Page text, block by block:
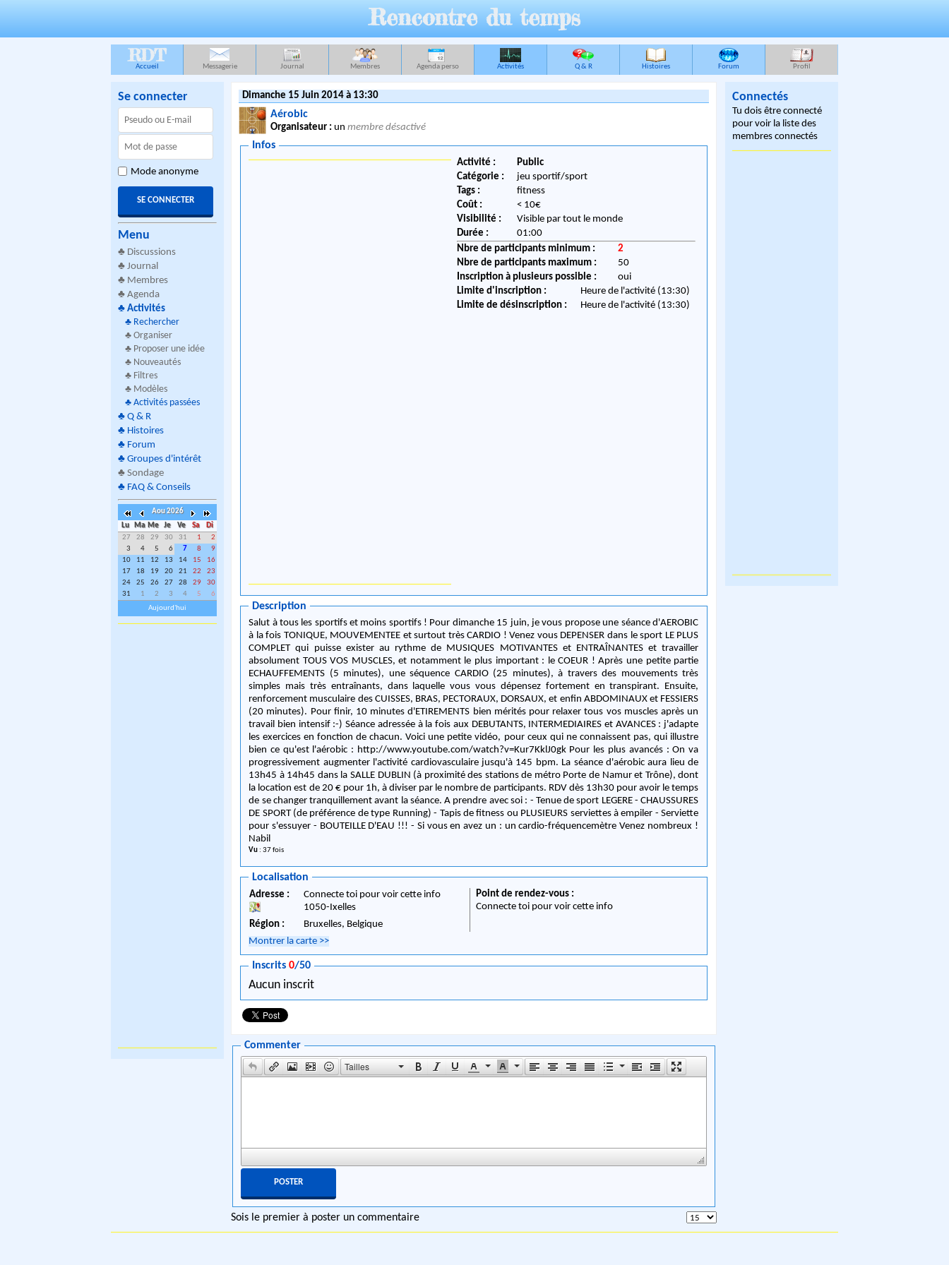
Rencontre du temps
RDT
Accueil Messagerie Journal Membres Agenda perso Activités Q & R Histoires Forum Profil
Se connecter
Mode anonyme
Menu
♣ Discussions
♣ Journal
♣ Membres
♣ Agenda
♣ Activités
♣ Rechercher
♣ Organiser
♣ Proposer une idée
♣ Nouveautés
♣ Filtres
♣ Modèles
♣ Activités passées
♣ Q & R
♣ Histoires
♣ Forum
♣ Groupes d'intérêt
♣ Sondage
♣ FAQ & Conseils
Aou 2026
Lu
Ma Me Je Ve Sa
Di
27
28 29 30 31 1
2
3
4 5 6 7 8
9
10
11 12 13 14 15
16
17
18 19 20 21 22
23
24
25 26 27 28 29
30
31
1 2 3 4 5
6
Aujourd'hui
Dimanche 15 Juin 2014 à 13:30
Aérobic
Organisateur : un membre désactivé
Infos
Activité :
Public
Catégorie :
jeu sportif/sport
Tags :
fitness
Coût :
< 10€
Visibilité :
Visible par tout le monde
Durée :
01:00
Nbre de participants minimum :
2
Nbre de participants maximum :
50
Inscription à plusieurs possible :
oui
Limite d'inscription :
Heure de l'activité (13:30)
Limite de désinscription :
Heure de l'activité (13:30)
Description
Salut à tous les sportifs et moins sportifs ! Pour dimanche 15 juin, je vous propose une séance d'AEROBIC
à la fois TONIQUE, MOUVEMENTEE et surtout très CARDIO ! Venez vous DEPENSER dans le sport LE PLUS
COMPLET qui puisse exister au rythme de MUSIQUES MOTIVANTES et ENTRAÎNANTES et travailler
absolument TOUS VOS MUSCLES, et notamment le plus important : le COEUR ! Après une petite partie
ECHAUFFEMENTS (5 minutes), une séquence CARDIO (25 minutes), à travers des mouvements très
simples mais très entraînants, dans laquelle vous vous dépensez fortement en transpirant. Ensuite,
renforcement musculaire des CUISSES, BRAS, PECTORAUX, DORSAUX, et enfin ABDOMINAUX et FESSIERS
(20 minutes). Pour finir, 10 minutes d'ETIREMENTS bien mérités pour relaxer tous vos muscles après un
travail bien intensif :-) Séance adressée à la fois aux DEBUTANTS, INTERMEDIAIRES et AVANCES : j'adapte
les exercices en fonction de chacun. Voici une petite vidéo, pour ceux qui ne connaissent pas, qui illustre
bien ce qu'est l'aérobic : http://www.youtube.com/watch?v=Kur7KklJ0gk Pour les plus avancés : On va
progressivement augmenter l'activité cardiovasculaire jusqu'à 145 bpm. La séance d'aérobic aura lieu de
13h45 à 14h45 dans la SALLE DUBLIN (à proximité des stations de métro Porte de Namur et Trône), dont
la location est de 20 € pour 1h, à diviser par le nombre de participants. RDV dès 13h30 pour avoir le temps
de se changer tranquillement avant la séance. A prendre avec soi : - Tenue de sport LEGERE - CHAUSSURES
DE SPORT (de préférence de type Running) - Tapis de fitness ou PLUSIEURS serviettes à empiler - Serviette
pour s'essuyer - BOUTEILLE D'EAU !!! - Si vous en avez un : un cardio-fréquencemètre Venez nombreux !
Nabil
Vu : 37 fois
Localisation
Adresse :
Connecte toi pour voir cette info
1050-Ixelles
Région :
Bruxelles, Belgique
Point de rendez-vous :
Connecte toi pour voir cette info
Montrer la carte >>
Inscrits0/50
Aucun inscrit
Commenter
Tailles
Sois le premier à poster un commentaire
Connectés
Tu dois être connecté
pour voir la liste des
membres connectés